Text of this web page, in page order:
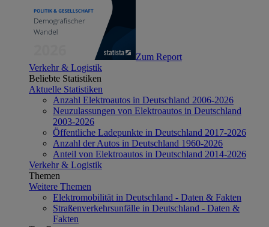
Zum Report
Verkehr & Logistik
Beliebte Statistiken
Aktuelle Statistiken
Anzahl Elektroautos in Deutschland 2006-2026
Neuzulassungen von Elektroautos in Deutschland
2003-2026
Öffentliche Ladepunkte in Deutschland 2017-2026
Anzahl der Autos in Deutschland 1960-2026
Anteil von Elektroautos in Deutschland 2014-2026
Verkehr & Logistik
Themen
Weitere Themen
Elektromobilität in Deutschland - Daten & Fakten
Straßenverkehrsunfälle in Deutschland - Daten &
Fakten